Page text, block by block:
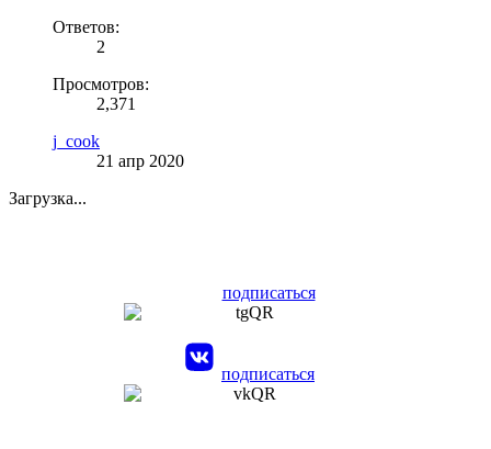
Ответов:
2
Просмотров:
2,371
j_cook
21 апр 2020
Загрузка...
подписаться
подписаться